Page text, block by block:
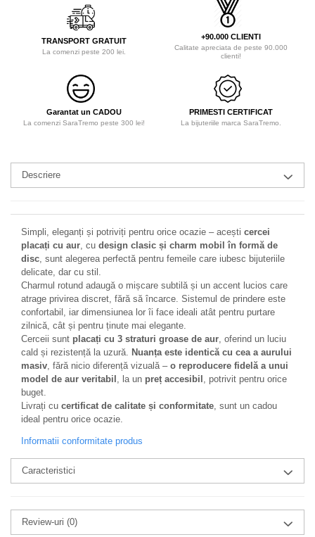
TRANSPORT GRATUIT
La comenzi peste 200 lei.
+90.000 CLIENTI
Calitate apreciata de peste 90.000
clienti!
Garantat un CADOU
La comenzi SaraTremo peste 300 lei!
PRIMESTI CERTIFICAT
La bijuteriile marca SaraTremo.
Descriere
Simpli, eleganți și potriviți pentru orice ocazie – acești cercei
placați cu aur, cu design clasic și charm mobil în formă de
disc, sunt alegerea perfectă pentru femeile care iubesc bijuteriile
delicate, dar cu stil.
Charmul rotund adaugă o mișcare subtilă și un accent lucios care
atrage privirea discret, fără să încarce. Sistemul de prindere este
confortabil, iar dimensiunea lor îi face ideali atât pentru purtare
zilnică, cât și pentru ținute mai elegante.
Cerceii sunt placați cu 3 straturi groase de aur, oferind un luciu
cald și rezistență la uzură. Nuanța este identică cu cea a aurului
masiv, fără nicio diferență vizuală – o reproducere fidelă a unui
model de aur veritabil , la un preț accesibil , potrivit pentru orice
buget.
Livrați cu certificat de calitate și conformitate, sunt un cadou
ideal pentru orice ocazie.
Informatii conformitate produs
Caracteristici
Review-uri (0)